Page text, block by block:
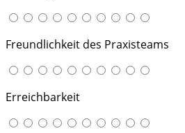
Freundlichkeit des Praxisteams
Erreichbarkeit